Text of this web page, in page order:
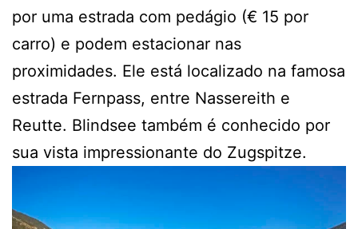
por uma estrada com pedágio (€ 15 por
carro) e podem estacionar nas
proximidades. Ele está localizado na famosa
estrada Fernpass, entre Nassereith e
Reutte. Blindsee também é conhecido por
sua vista impressionante do Zugspitze.